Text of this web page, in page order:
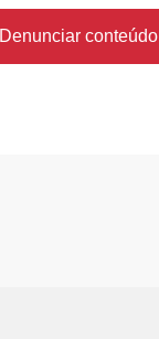
Denunciar conteúdo